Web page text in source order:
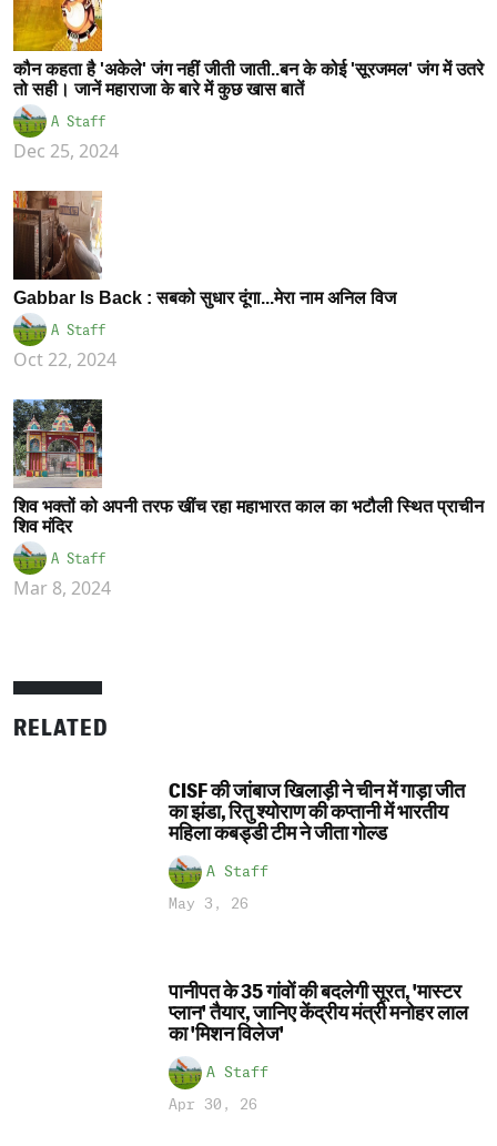
कौन कहता है 'अकेले' जंग नहीं जीती जाती..बन के कोई 'सूरजमल' जंग में उतरे
तो सही। जानें महाराजा के बारे में कुछ खास बातें
A Staff
Dec 25, 2024
Gabbar Is Back : सबको सुधार दूंगा...मेरा नाम अनिल विज
A Staff
Oct 22, 2024
शिव भक्तों को अपनी तरफ खींच रहा महाभारत काल का भटौली स्थित प्राचीन
शिव मंदिर
A Staff
Mar 8, 2024
RELATED
CISF की जांबाज खिलाड़ी ने चीन में गाड़ा जीत
का झंडा, रितु श्योराण की कप्तानी में भारतीय
महिला कबड्डी टीम ने जीता गोल्ड
A Staff
May 3, 26
पानीपत के 35 गांवों की बदलेगी सूरत, 'मास्टर
प्लान' तैयार, जानिए केंद्रीय मंत्री मनोहर लाल
का 'मिशन विलेज'
A Staff
Apr 30, 26